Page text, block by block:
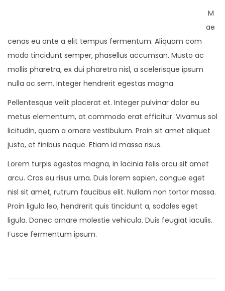
M
ae
cenas eu ante a elit tempus fermentum. Aliquam com
modo tincidunt semper, phasellus accumsan. Musto ac
mollis pharetra, ex dui pharetra nisl, a scelerisque ipsum
nulla ac sem. Integer hendrerit egestas magna.
Pellentesque velit placerat et. Integer pulvinar dolor eu
metus elementum, at commodo erat efficitur. Vivamus sol
licitudin, quam a ornare vestibulum. Proin sit amet aliquet
justo, et finibus neque. Etiam id massa risus.
Lorem turpis egestas magna, in lacinia felis arcu sit amet
arcu. Cras eu risus urna. Duis lorem sapien, congue eget
nisl sit amet, rutrum faucibus elit. Nullam non tortor massa.
Proin ligula leo, hendrerit quis tincidunt a, sodales eget
ligula. Donec ornare molestie vehicula. Duis feugiat iaculis.
Fusce fermentum ipsum.